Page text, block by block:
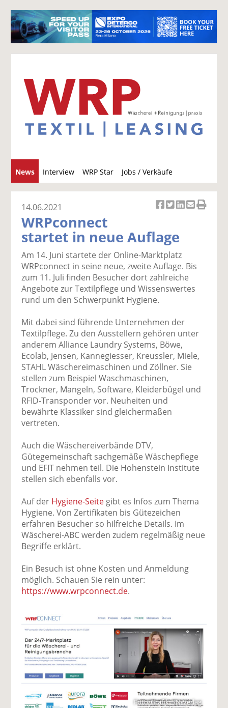
News Interview WRP Star Jobs / Verkäufe
u
c
k
el
a
uf
F
ac
e
o
o
k
te
il
e
n
k
el
t
wi
tt
er
k
el
a
uf
Li
n
e
di
n
te
il
e
p
er
E
m
v
er
se
n
d
n
ru
14.06.2021
WRPconnect
startet in neue Auflage
Am 14. Juni startete der Online-Marktplatz
WRPconnect in seine neue, zweite Auflage. Bis
zum 11. Juli finden Besucher dort zahlreiche
Angebote zur Textilpflege und Wissenswertes
rund um den Schwerpunkt Hygiene.
Mit dabei sind führende Unternehmen der
Textilpflege. Zu den Ausstellern gehören unter
anderem Alliance Laundry Systems, Böwe,
Ecolab, Jensen, Kannegiesser, Kreussler, Miele,
STAHL Wäschereimaschinen und Zöllner. Sie
stellen zum Beispiel Waschmaschinen,
Trockner, Mangeln, Software, Kleiderbügel und
RFID-Transponder vor. Neuheiten und
bewährte Klassiker sind gleichermaßen
vertreten.
Auch die Wäschereiverbände DTV,
Gütegemeinschaft sachgemäße Wäschepflege
und EFIT nehmen teil. Die Hohenstein Institute
stellen sich ebenfalls vor.
Auf der Hygiene-Seite gibt es Infos zum Thema
Hygiene. Von Zertifikaten bis Gütezeichen
erfahren Besucher so hilfreiche Details. Im
Wäscherei-ABC werden zudem regelmäßig neue
Begriffe erklärt.
Ein Besuch ist ohne Kosten und Anmeldung
möglich. Schauen Sie rein unter:
https://www.wrpconnect.de.
Foto/Grafik: SN-Verlag